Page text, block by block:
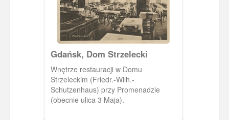
Gdańsk, Dom Strzelecki
Wnętrze restauracji w Domu
Strzeleckim (Friedr.-Wilh.-
Schutzenhaus) przy Promenadzie
(obecnie ulica 3 Maja).